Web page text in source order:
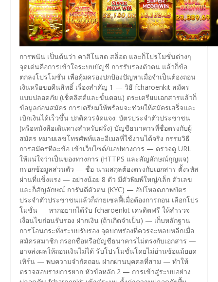
การพนัน เป็นต้นว่า คาสิโนสด สล็อต และก็โปรโมชั่นต่างๆ
จุดเด่นคือการเข้าใจระบบบัญชี การรับรองตัวตน แล้วก็ข้อ
ตกลงโปรโมชั่น เพื่อคุ้มครองปกป้องปัญหาเมื่อจำเป็นต้องถอน
เงินหรือขอคืนสิทธิ์ เรื่องสำคัญ 1 — วิธี fcharoenkit สมัคร
แบบปลอดภัย (เช็คลิสต์และขั้นตอน) ตระเตรียมเอกสารแล้วก็
ข้อมูลก่อนสมัคร การเตรียมให้พร้อมจะช่วยให้สมัครเสร็จและ
เบิกเงินได้เร็วขึ้น ปกติควรจัดแจง: บัตรประจำตัวประชาชน
(หรือหนังสือเดินทางสำหรับฝรั่ง) บัญชีธนาคารที่ชื่อตรงกับผู้
สมัคร หมายเลขโทรศัพท์และอีเมลที่ใช้งานได้จริง กรรมวิธี
การสมัครทีละข้อ เข้าเว็บไซต์/แอปทางการ — ตรวจดู URL
ให้แน่ใจว่าเป็นของทางการ (HTTPS และสัญลักษณ์กุญแจ)
กรอกข้อมูลส่วนตัว — ชื่อ-นามสกุลต้องตรงกับเอกสาร ตั้งรหัส
ผ่านที่แข็งแรง — อย่างน้อย 8 ตัว มีตัวพิมพ์ใหญ่/เล็ก ตัวเลข
และก็สัญลักษณ์ การันตีตัวตน (KYC) — อัปโหลดภาพบัตร
ประจำตัวประชาชนแล้วก็ถ่ายเซลฟี้เมื่อต้องการถอน เลือกโปร
โมชั่น — หากอยากได้รับ fcharoenkit เครดิตฟรี ให้สำรวจ
เงื่อนไขก่อนรับรอง ฝากเงิน (ถ้าเกิดจำเป็น) — เก็บหลักฐาน
การโอนกระทั่งระบบรับรอง จุดบกพร่องที่ควรจะหลบหลีกเมื่อ
สมัครสมาชิก กรอกชื่อหรือบัญชีธนาคารไม่ตรงกับเอกสาร —
อาจส่งผลให้ถอนเงินไม่ได้ รับโปรโมชั่นโดยไม่อ่านข้อแม้ยอด
เทิร์น — พบความจำกัดถอน ฝากผ่านบุคคลที่สาม — ทำให้
ตรวจสอบรายการยาก หัวข้อหลัก 2 — การเข้าสู่ระบบอย่าง